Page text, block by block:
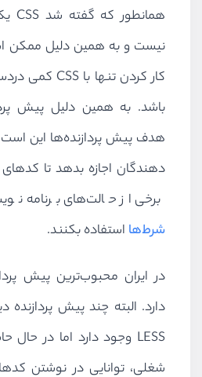
همانطور که گفته شد CSS
نیست و به همین دلیل ممکن
کار کردن تنها با CSSکمی
باشد. به همین دلیل پیش
هدف پیش پردازنده‌ها این است
دهندگان اجازه بدهد تا
برخی از حالت‌های برنامه
شرط‌ها استفاده بکنند.
در ایران محبوب‌ترین پیش
دارد. البته چند پیش پردازنده
LESS وجود دارد اما در حال
شغلی، توانایی در نوشتن